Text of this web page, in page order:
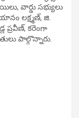
వార్డు సభ్యులు
లక్ష్మణ్, జి.
ప్రవీణ్, కరెంగా
పాల్గొన్నారు.